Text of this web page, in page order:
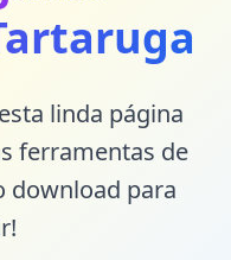
linda página
ferramentas de
download para